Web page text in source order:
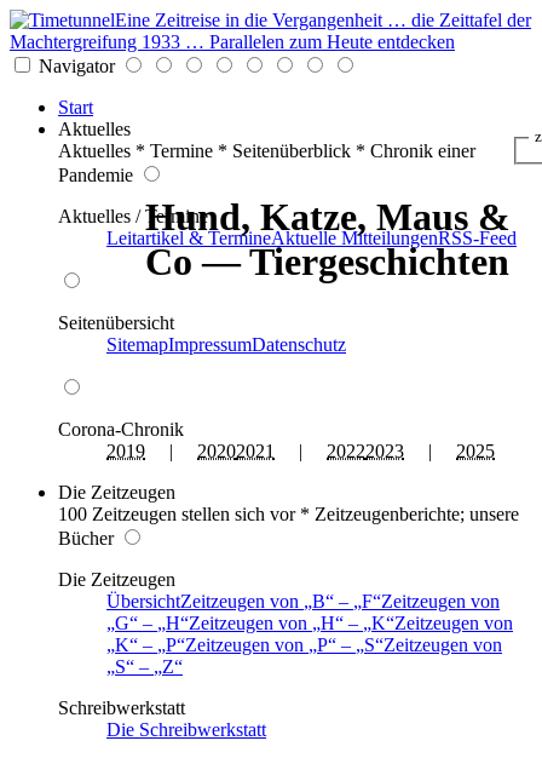
Eine Zeitreise in die Vergangenheit … die Zeittafel der
Machtergreifung 1933 … Parallelen zum Heute entdecken
Navigator
Start
Aktuelles
Aktuelles * Termine * Seitenüberblick * Chronik einer
Pandemie
Aktuelles / Termine
Leitartikel & TermineAktuelle MitteilungenRSS-Feed
Seitenübersicht
SitemapImpressumDatenschutz
Corona-Chronik
2019 | 20202021 | 20222023 | 2025
Die Zeitzeugen
100 Zeitzeugen stellen sich vor * Zeitzeugenberichte; unsere
Bücher
Die Zeitzeugen
ÜbersichtZeitzeugen von B – F Zeitzeugen von
G
– H Zeitzeugen von H – K Zeitzeugen von
K
– P Zeitzeugen von P – S Zeitzeugen von
S
–
Z
Schreibwerkstatt
Die Schreibwerkstatt
Hund, Katze, Maus &
Co — Tiergeschichten